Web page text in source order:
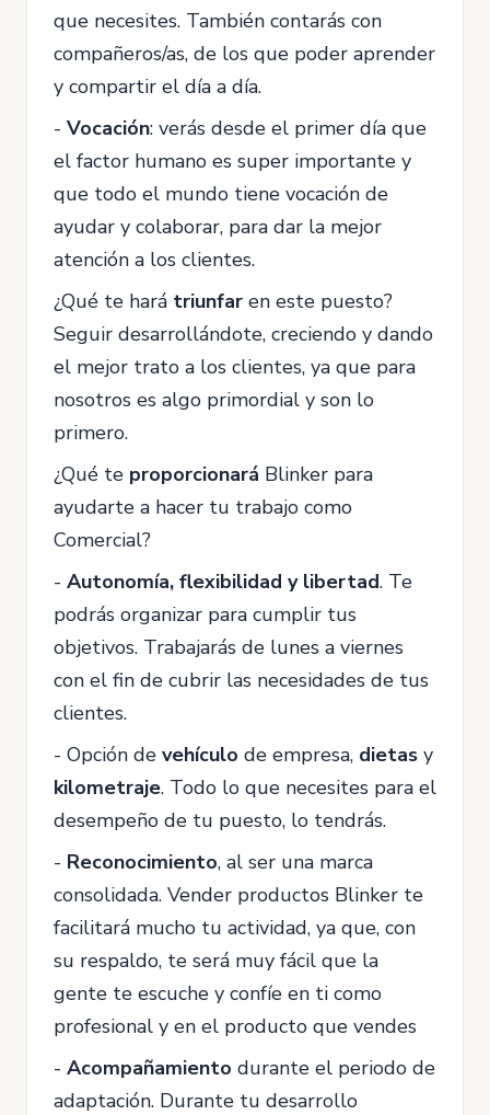
que necesites. También contarás con
compañeros/as, de los que poder aprender
y compartir el día a día.
- Vocación: verás desde el primer día que
el factor humano es super importante y
que todo el mundo tiene vocación de
ayudar y colaborar, para dar la mejor
atención a los clientes.
¿Qué te hará triunfar en este puesto?
Seguir desarrollándote, creciendo y dando
el mejor trato a los clientes, ya que para
nosotros es algo primordial y son lo
primero.
¿Qué te proporcionará Blinker para
ayudarte a hacer tu trabajo como
Comercial?
- Autonomía, flexibilidad y libertad. Te
podrás organizar para cumplir tus
objetivos. Trabajarás de lunes a viernes
con el fin de cubrir las necesidades de tus
clientes.
- Opción de vehículo de empresa, dietas y
kilometraje. Todo lo que necesites para el
desempeño de tu puesto, lo tendrás.
- Reconocimiento, al ser una marca
consolidada. Vender productos Blinker te
facilitará mucho tu actividad, ya que, con
su respaldo, te será muy fácil que la
gente te escuche y confíe en ti como
profesional y en el producto que vendes
- Acompañamiento durante el periodo de
adaptación. Durante tu desarrollo